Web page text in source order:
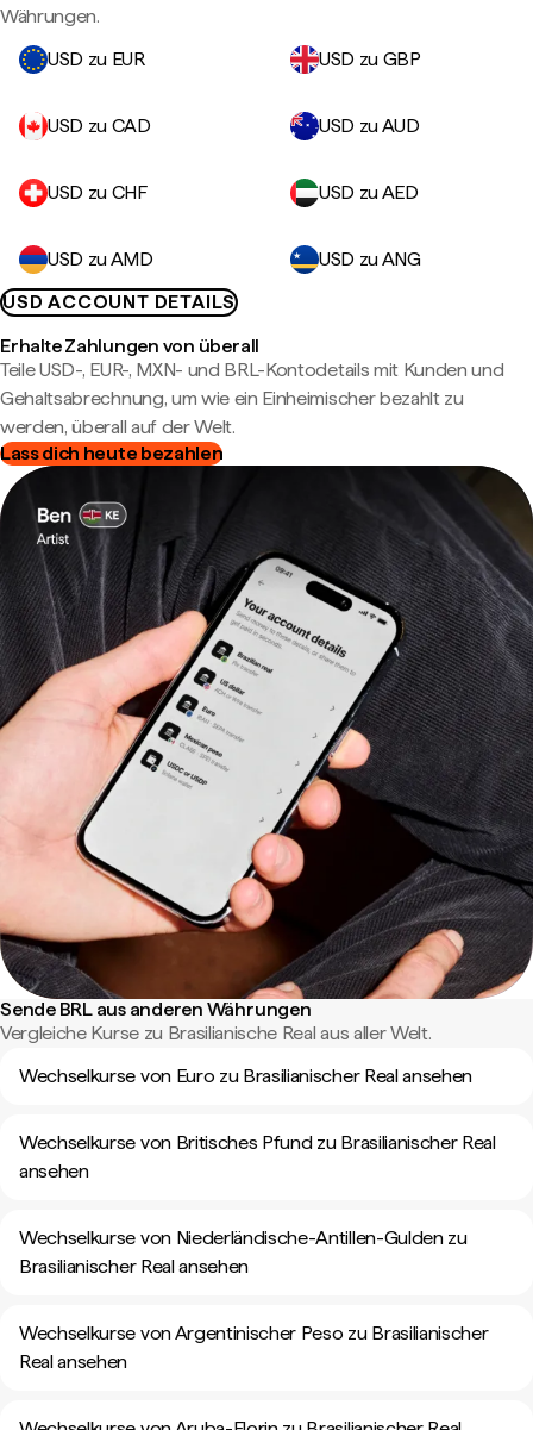
Währungen.
USD zu EUR
USD zu GBP
USD zu CAD USD zu AUD
USD zu CHF USD zu AED
USD zu AMD
USD zu ANG
USD ACCOUNT DETAILS
Erhalte Zahlungen von überall
Teile USD-, EUR-, MXN- und BRL-Kontodetails mit Kunden und
Gehaltsabrechnung, um wie ein Einheimischer bezahlt zu
werden, überall auf der Welt.
Lass dich heute bezahlen
Sende BRL aus anderen Währungen
Vergleiche Kurse zu Brasilianische Real aus aller Welt.
Wechselkurse von Euro zu Brasilianischer Real ansehen
Wechselkurse von Britisches Pfund zu Brasilianischer Real
ansehen
Wechselkurse von Niederländische-Antillen-Gulden zu
Brasilianischer Real ansehen
Wechselkurse von Argentinischer Peso zu Brasilianischer
Real ansehen